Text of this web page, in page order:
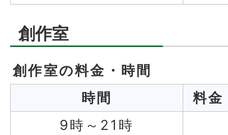
創作室
創作室の料金・時間
時間
料金
9時～21時